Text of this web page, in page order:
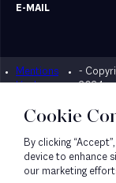
E-MAIL
Mentions
légales
-
2024
Cookie
By clicking
device to enhance
our marketing